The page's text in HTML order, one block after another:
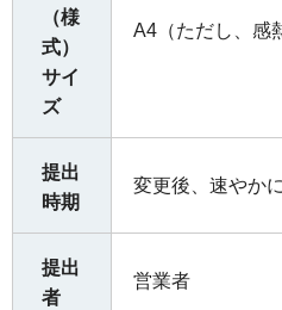
（様
式）
サイ
ズ
A4（ただし、感
提出
時期
変更後、速やか
提出
者
営業者